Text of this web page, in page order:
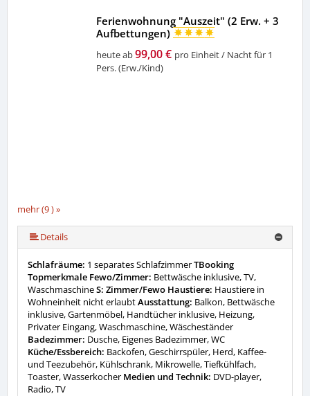
mehr (9 ) »
mehr (9 ) »
mehr (9 ) »
mehr (9 ) »
mehr (9 ) »
mehr (9 ) »
Ferienwohnung "Auszeit" (2 Erw. + 3
Aufbettungen)
heute ab99,00 € pro Einheit / Nacht für 1
Pers. (Erw./Kind)
Details
Schlafräume: 1 separates SchlafzimmerTBooking
Topmerkmale Fewo/Zimmer: Bettwäsche inklusive, TV,
WaschmaschineS: Zimmer/Fewo Haustiere: Haustiere in
Wohneinheit nicht erlaubtAusstattung: Balkon, Bettwäsche
inklusive, Gartenmöbel, Handtücher inklusive, Heizung,
Privater Eingang, Waschmaschine, Wäscheständer
Badezimmer: Dusche, Eigenes Badezimmer, WC
Küche/Essbereich: Backofen, Geschirrspüler, Herd, Kaffee-
und Teezubehör, Kühlschrank, Mikrowelle, Tiefkühlfach,
Toaster, Wasserkocher Medien und Technik: DVD-player,
Radio, TV